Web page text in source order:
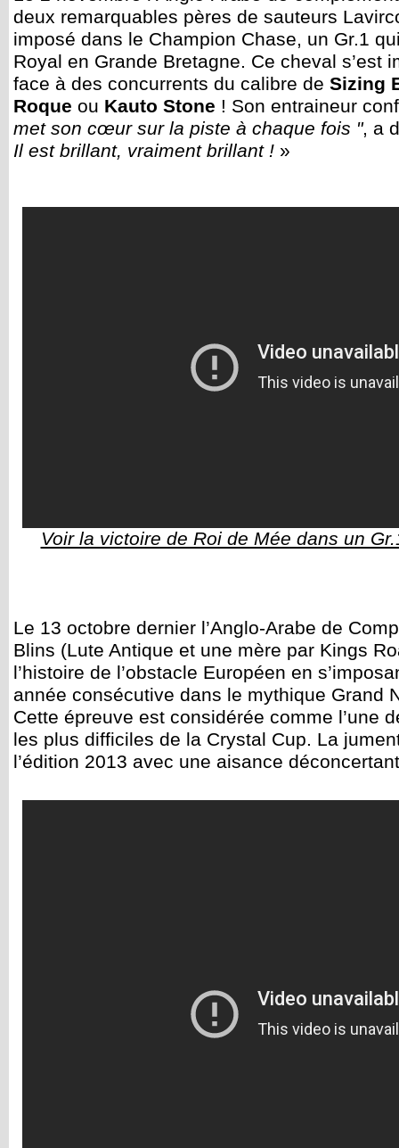
deux remarquables pères de sauteurs
imposé dans le Champion Chase, un Gr.1
Royal en Grande Bretagne. Ce cheval s’est
face à des concurrents du calibre de Sizing
Roque ou Kauto Stone ! Son entraineur
met son cœur sur la piste à chaque fois ", a
Il est brillant, vraiment brillant ! »
Voir la victoire de Roi de Mée dans un
Le 13 octobre dernier l’Anglo-Arabe de
Blins (Lute Antique et une mère par Kings
l’histoire de l’obstacle Européen en
année consécutive dans le mythique Grand
Cette épreuve est considérée comme l’une
les plus difficiles de la Crystal Cup. La
l’édition 2013 avec une aisance